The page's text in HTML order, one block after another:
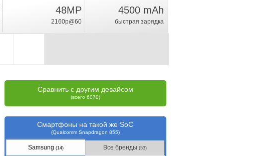
20.1
рейтинг
48MP
2160p@60
4500 mAh
быстрая зарядка
Сравнить с другим девайсом
(всего 6070)
Смартфоны на такой же SoC
(Qualcomm Snapdragon 855)
Samsung (14) Все бренды (53)